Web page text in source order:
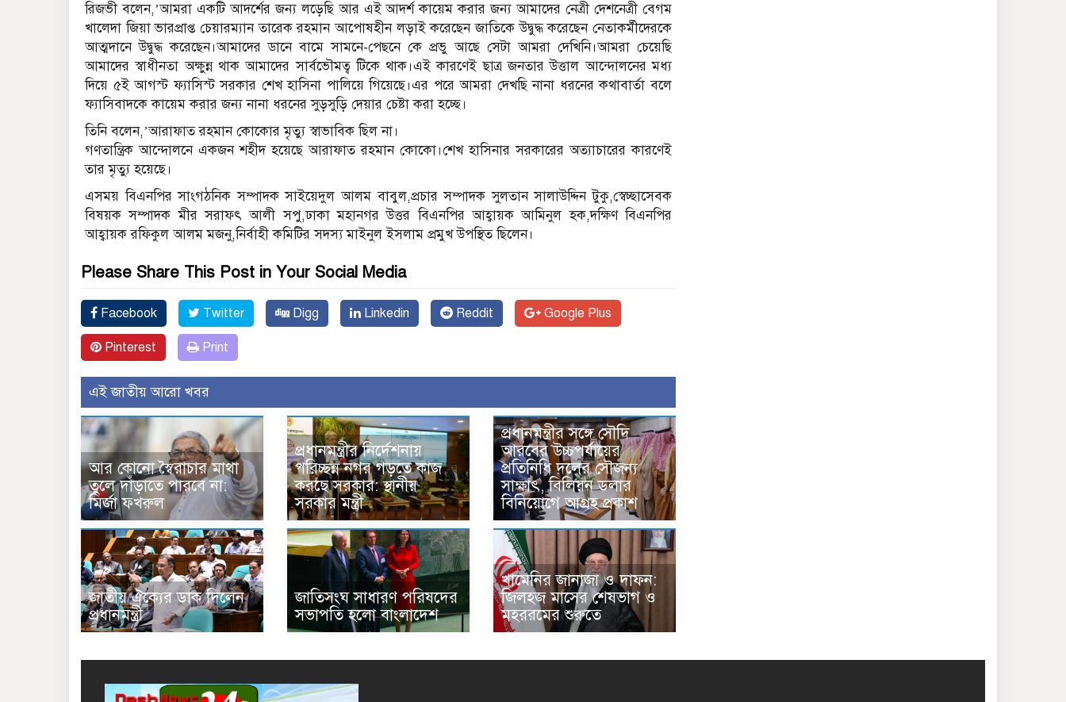
রিজভী বলেন,’আমরা একটি আদর্শের জন্য লড়েছি আর এই আদর্শ কায়েম করার জন্য আমাদের নেত্রী দেশনেত্রী বেগম
খালেদা জিয়া ভারপ্রাপ্ত চেয়ারম্যান তারেক রহমান আপোষহীন লড়াই করেছেন জাতিকে উদ্বুদ্ধ করেছেন নেতাকর্মীদেরকে
আত্মদানে উদ্বুদ্ধ করেছেন।আমাদের ডানে বামে সামনে-পেছনে কে প্রভু আছে সেটা আমরা দেখিনি।আমরা চেয়েছি
আমাদের স্বাধীনতা অক্ষুন্ন থাক আমাদের সার্বভৌমত্ব টিকে থাক।এই কারণেই ছাত্র জনতার উত্তাল আন্দোলনের মধ্য
দিয়ে ৫ই আগস্ট ফ্যাসিস্ট সরকার শেখ হাসিনা পালিয়ে গিয়েছে।এর পরে আমরা দেখছি নানা ধরনের কথাবার্তা বলে
ফ্যাসিবাদকে কায়েম করার জন্য নানা ধরনের সুড়সুড়ি দেয়ার চেষ্টা করা হচ্ছে।
তিনি বলেন,’আরাফাত রহমান কোকোর মৃত্যু স্বাভাবিক ছিল না।
গণতান্ত্রিক আন্দোলনে একজন শহীদ হয়েছে আরাফাত রহমান কোকো।শেখ হাসিনার সরকারের অত্যাচারের কারণেই
তার মৃত্যু হয়েছে।
এসময় বিএনপির সাংগঠনিক সম্পাদক সাইয়েদুল আলম বাবুল,প্রচার সম্পাদক সুলতান সালাউদ্দিন টুকু,স্বেচ্ছাসেবক
বিষয়ক সম্পাদক মীর সরাফৎ আলী সপু,ঢাকা মহানগর উত্তর বিএনপির আহ্বায়ক আমিনুল হক,দক্ষিণ বিএনপির
আহ্বায়ক রফিকুল আলম মজনু,নির্বাহী কমিটির সদস্য মাইনুল ইসলাম প্রমুখ উপস্থিত ছিলেন।
Please Share This Post in Your Social Media
Facebook Twitter Digg Linkedin Reddit Google Plus
Pinterest Print
এই জাতীয় আরো খবর
আর কোনো স্বৈরাচার মাথা
তুলে দাঁড়াতে পারবে না:
মির্জা ফখরুল
প্রধানমন্ত্রীর নির্দেশনায়
পরিচ্ছন্ন নগর গড়তে কাজ
করছে সরকার: স্থানীয়
সরকার মন্ত্রী
প্রধানমন্ত্রীর সঙ্গে সৌদি
আরবের উচ্চপর্যায়ের
প্রতিনিধি দলের সৌজন্য
সাক্ষাৎ, বিলিয়ন ডলার
বিনিয়োগে আগ্রহ প্রকাশ
জাতীয় ঐক্যের ডাক দিলেন
প্রধানমন্ত্রী
জাতিসংঘ সাধারণ পরিষদের
সভাপতি হলো বাংলাদেশ
খামেনির জানাজা ও দাফন:
জিলহজ মাসের শেষভাগ ও
মহররমের শুরুতে